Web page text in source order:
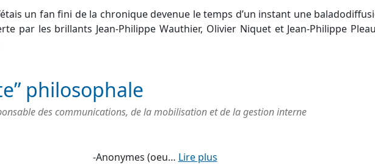
un fan fini de la chronique devenue le temps d’un instant une
par les brillants Jean-Philippe Wauthier, Olivier Niquet et Jean-Philippe
philosophale
des communications, de la mobilisation et de la gestion interne
-Anonymes (oeu… Lire plus